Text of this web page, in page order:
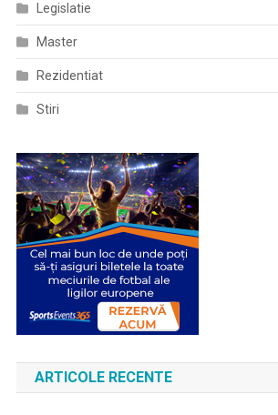
Legislatie
Master
Rezidentiat
Stiri
ARTICOLE RECENTE